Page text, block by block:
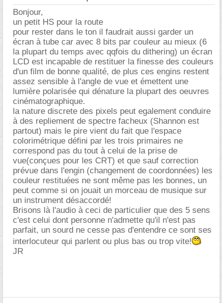
Bonjour,
un petit HS pour la route
pour rester dans le ton il faudrait aussi garder un
écran à tube car avec 8 bits par couleur au mieux (6
la plupart du temps avec qqfois du dithering) un écran
LCD est incapable de restituer la finesse des couleurs
d'un film de bonne qualité, de plus ces engins restent
assez sensible à l'angle de vue et émettent une
lumière polarisée qui dénature la plupart des oeuvres
cinématographique.
la nature discrete des pixels peut egalement conduire
à des repliement de spectre facheux (Shannon est
partout) mais le pire vient du fait que l'espace
colorimétrique défini par les trois primaires ne
correspond pas du tout à celui de la prise de
vue(conçues pour les CRT) et que sauf correction
prévue dans l'engin (changement de coordonnées) les
couleur restituées ne sont même pas les bonnes, un
peut comme si on jouait un morceau de musique sur
un instrument désaccordé!
Brisons là l'audio à ceci de particulier que des 5 sens
c'est celui dont personne n'admette qu'il n'est pas
parfait, un sourd ne cesse pas d'entendre ce sont ses
interlocuteur qui parlent ou plus bas ou trop vite!
JR